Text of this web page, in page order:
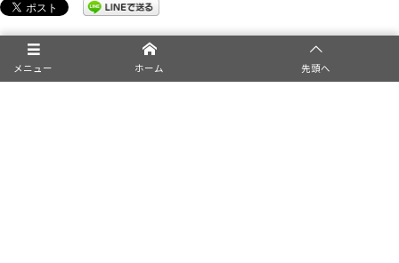
メニュー ホーム 先頭へ